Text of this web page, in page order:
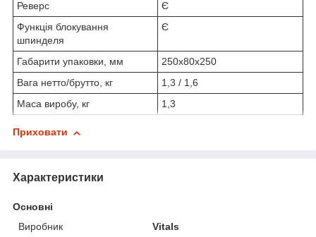
Реверс
Є
Функція блокування
шпинделя
Є
Габарити упаковки, мм
250х80х250
Вага нетто/брутто, кг
1,3 / 1,6
Маса виробу, кг
1,3
Приховати
Характеристики
Основні
Виробник
Vitals